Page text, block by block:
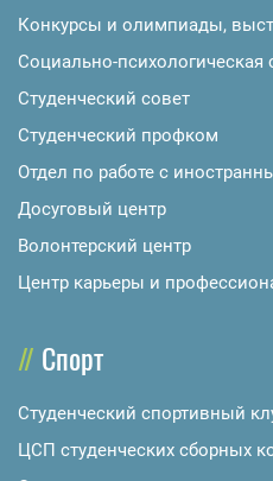
Конкурсы и олимпиады,
Социально-психологическая
Студенческий совет
Студенческий профком
Отдел по работе с
Досуговый центр
Волонтерский центр
Центр карьеры и
Спорт
Студенческий спортивный
ЦСП студенческих сборных